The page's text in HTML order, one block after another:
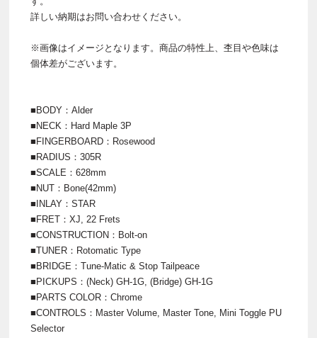
詳しい納期はお問い合わせください。
※画像はイメージとなります。商品の特性上、杢目や色味は
個体差がございます。
■BODY：Alder
■NECK：Hard Maple 3P
■FINGERBOARD：Rosewood
■RADIUS：305R
■SCALE：628mm
■NUT：Bone(42mm)
■INLAY：STAR
■FRET：XJ, 22 Frets
■CONSTRUCTION：Bolt-on
■TUNER：Rotomatic Type
■BRIDGE：Tune-Matic & Stop Tailpeace
■PICKUPS：(Neck) GH-1G, (Bridge) GH-1G
■PARTS COLOR：Chrome
■CONTROLS：Master Volume, Master Tone, Mini Toggle PU
Selector